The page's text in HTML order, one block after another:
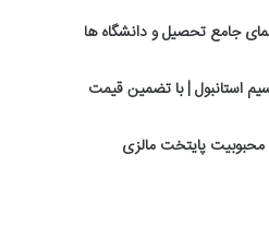
جامع تحصیل و دانشگاه ها
استانبول | با تضمین قیمت